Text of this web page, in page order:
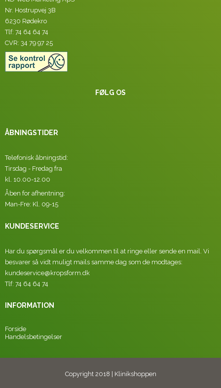
Nr. Hostrupvej 3B
6230 Rødekro
Tlf: 74 64 64 74
CVR: 34 79 97 25
FØLG OS
ÅBNINGSTIDER
Telefonisk åbningstid:
Tirsdag - Fredag fra
kl. 10.00-12.00
Åben for afhentning:
Man-Fre: Kl. 09-15
KUNDESERVICE
Har du spørgsmål er du velkommen til at ringe eller sende en mail. Vi
besvarer så vidt muligt mails samme dag som de modtages:
kundeservice@kropsform.dk
Tlf: 74 64 64 74
INFORMATION
Forside
Handelsbetingelser
Copyright 2018 | Klinikshoppen